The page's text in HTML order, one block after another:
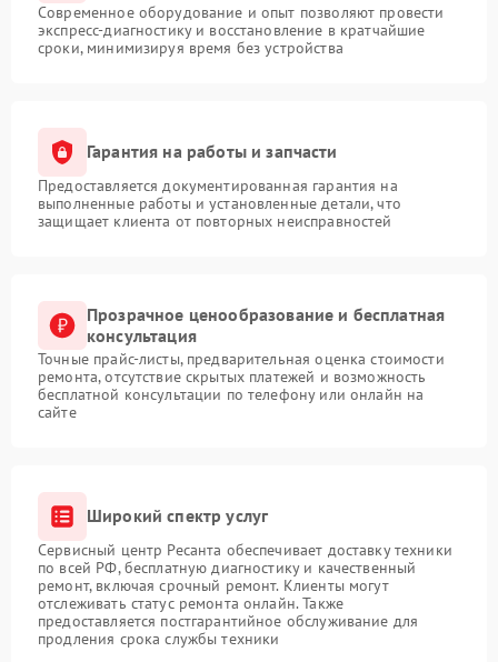
Современное оборудование и опыт позволяют провести
экспресс-диагностику и восстановление в кратчайшие
сроки, минимизируя время без устройства
Гарантия на работы и запчасти
Предоставляется документированная гарантия на
выполненные работы и установленные детали, что
защищает клиента от повторных неисправностей
Прозрачное ценообразование и бесплатная
консультация
Точные прайс-листы, предварительная оценка стоимости
ремонта, отсутствие скрытых платежей и возможность
бесплатной консультации по телефону или онлайн на
сайте
Широкий спектр услуг
Сервисный центр Ресанта обеспечивает доставку техники
по всей РФ, бесплатную диагностику и качественный
ремонт, включая срочный ремонт. Клиенты могут
отслеживать статус ремонта онлайн. Также
предоставляется постгарантийное обслуживание для
продления срока службы техники